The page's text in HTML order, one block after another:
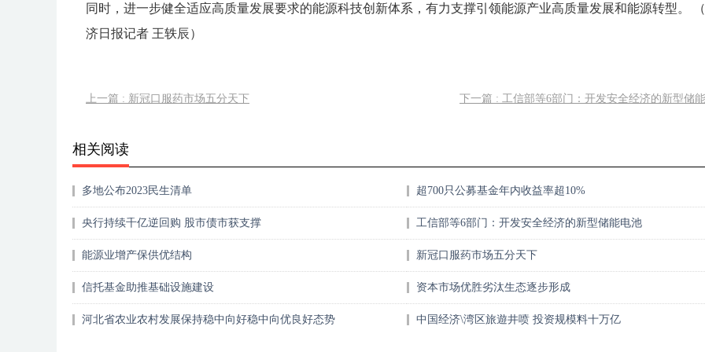
同时，进一步健全适应高质量发展要求的能源科技创新体系，有力支撑引领能源产业高质量发展和能源转型。
济日报记者 王轶辰）
上一篇 : 新冠口服药市场五分天下 下一篇 : 工信部等6部门：开发安全经济的新型储
相关阅读
多地公布2023民生清单 超700只公募基金年内收益率超10%
央行持续千亿逆回购 股市债市获支撑 工信部等6部门：开发安全经济的新型储能电池
能源业增产保供优结构 新冠口服药市场五分天下
信托基金助推基础设施建设 资本市场优胜劣汰生态逐步形成
河北省农业农村发展保持稳中向好稳中向优良好态势 中国经济\湾区旅遊井喷 投资规模料十万亿